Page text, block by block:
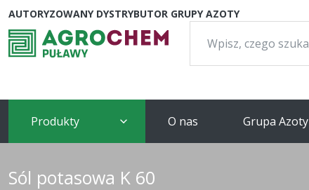
AUTORYZOWANY DYSTRYBUTOR GRUPY AZOTY
Produkty O nas Grupa Azoty
Sól potasowa K 60